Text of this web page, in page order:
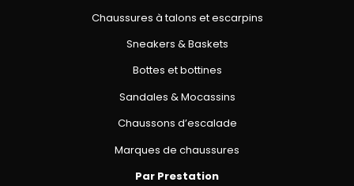
Chaussures à talons et escarpins
Sneakers & Baskets
Bottes et bottines
Sandales & Mocassins
Chaussons d’escalade
Marques de chaussures
Par Prestation